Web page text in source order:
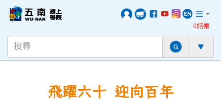
0結帳
飛躍六十 迎向百年